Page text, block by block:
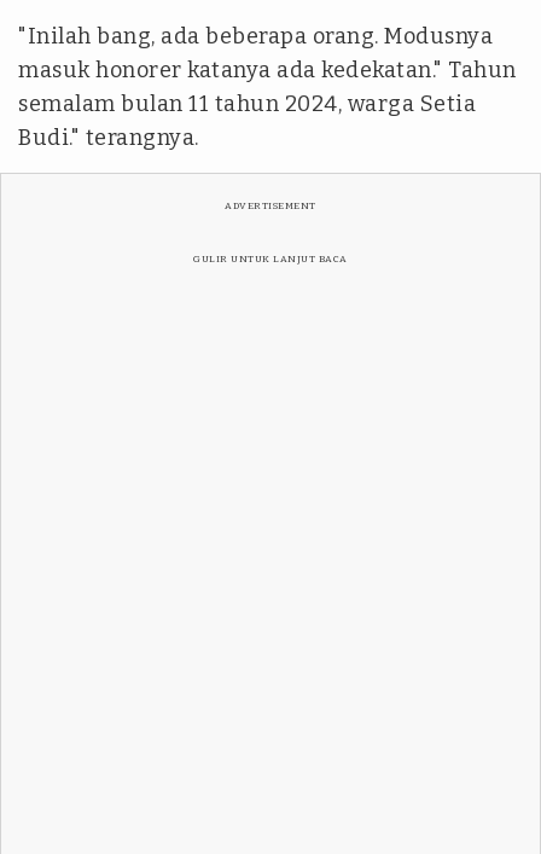
"Inilah bang, ada beberapa orang. Modusnya
masuk honorer katanya ada kedekatan." Tahun
semalam bulan 11 tahun 2024, warga Setia
Budi." terangnya.
ADVERTISEMENT
GULIR UNTUK LANJUT BACA